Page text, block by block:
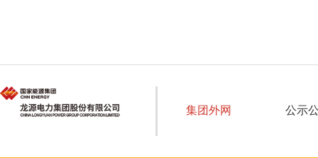
集团外网 公示